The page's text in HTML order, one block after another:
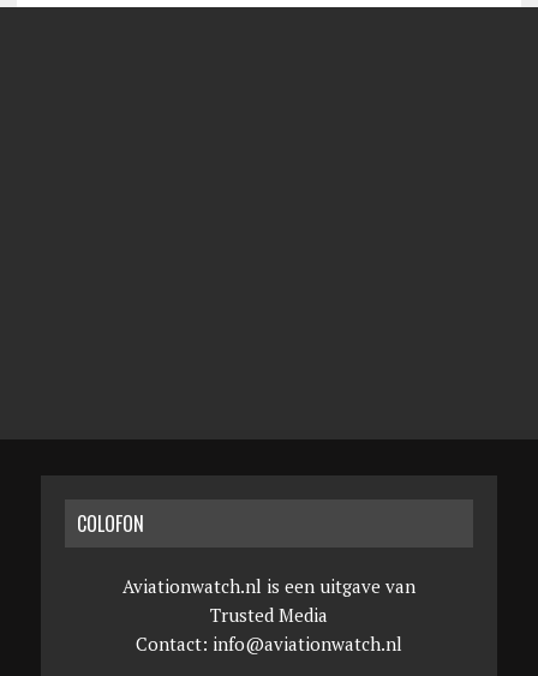
COLOFON
Aviationwatch.nl is een uitgave van
Trusted Media
Contact: info@aviationwatch.nl